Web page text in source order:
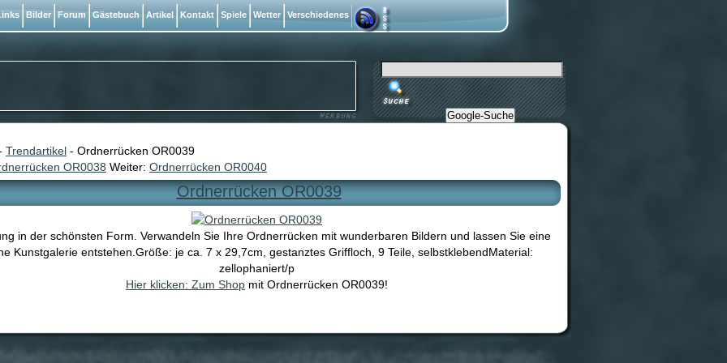
Trendartikel - Ordnerrücken OR0039
OR0038 Weiter: Ordnerrücken OR0040
Ordnerrücken OR0039
in der schönsten Form. Verwandeln Sie Ihre Ordnerrücken mit wunderbaren Bildern und lassen Sie eine
Kunstgalerie entstehen.Größe: je ca. 7 x 29,7cm, gestanztes Griffloch, 9 Teile, selbstklebendMaterial:
zellophaniert/p
Hier klicken: Zum Shop mit Ordnerrücken OR0039!
Bilder Forum Gästebuch Artikel Kontakt Spiele Wetter Verschiedenes
Google-Suche